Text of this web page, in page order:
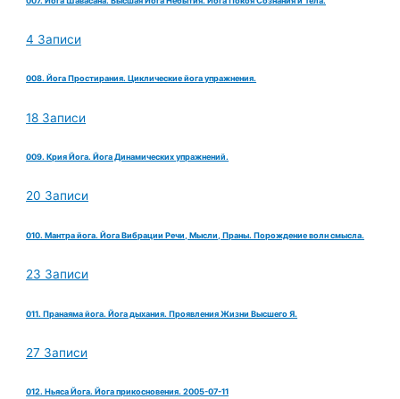
4 Записи
008. Йога Простирания. Циклические йога упражнения.
18 Записи
009. Крия Йога. Йога Динамических упражнений.
20 Записи
010. Мантра йога. Йога Вибрации Речи, Мысли, Праны. Порождение волн смысла.
23 Записи
011. Пранаяма йога. Йога дыхания. Проявления Жизни Высшего Я.
27 Записи
012. Ньяса Йога. Йога прикосновения. 2005-07-11